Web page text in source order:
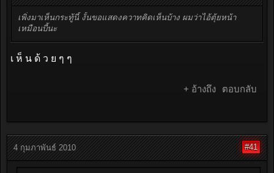
เพิ่งมาเห็นกระทู้นี้ งั้นขอแสดงควาทคิดเห็นบ้าง ผมว่าไอ้ตุ้ยหน้า
เหมือนบี้นะ
เ ห็ น ด้ ว ย ๆ ๆ
+ อ้างถึง ตอบกลับ
4 กุมภาพันธ์ 2010 #41